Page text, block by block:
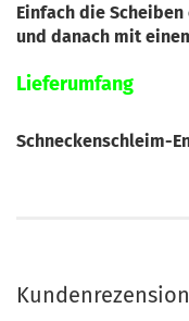
Einfach die
und danach mit
Lieferumfang
Schneckenschleim-